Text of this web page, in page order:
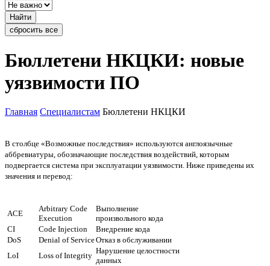
Найти
сбросить все
Бюллетени НКЦКИ: новые
уязвимости ПО
Главная Специалистам Бюллетени НКЦКИ
В столбце «Возможные последствия» используются англоязычные
аббревиатуры, обозначающие последствия воздействий, которым
подвергается система при эксплуатации уязвимости. Ниже приведены их
значения и перевод:
ACE
Arbitrary Code
Execution
Выполнение
произвольного кода
CI
Code Injection
Внедрение кода
DoS
Denial of ServiceОтказ в обслуживании
LoI
Loss of Integrity
Нарушение целостности
данных